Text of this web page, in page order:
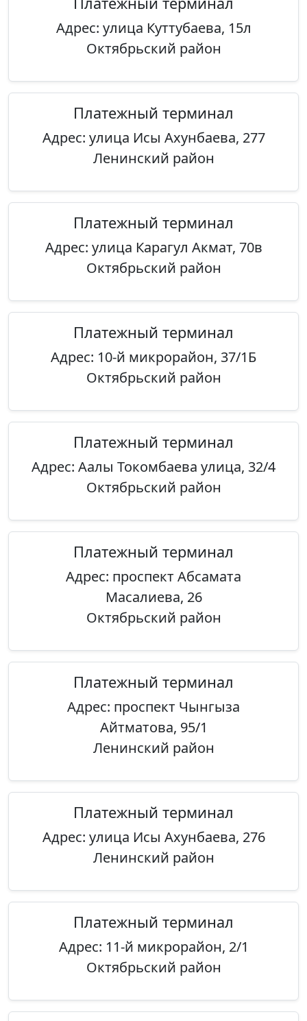
Адрес: улица Куттубаева, 15л
Октябрьский район
Платежный терминал
Адрес: улица Исы Ахунбаева, 277
Ленинский район
Платежный терминал
Адрес: улица Карагул Акмат, 70в
Октябрьский район
Платежный терминал
Адрес: 10-й микрорайон, 37/1Б
Октябрьский район
Платежный терминал
Адрес: Аалы Токомбаева улица, 32/4
Октябрьский район
Платежный терминал
Адрес: проспект Абсамата
Масалиева, 26
Октябрьский район
Платежный терминал
Адрес: проспект Чынгыза
Айтматова, 95/1
Ленинский район
Платежный терминал
Адрес: улица Исы Ахунбаева, 276
Ленинский район
Платежный терминал
Адрес: 11-й микрорайон, 2/1
Октябрьский район